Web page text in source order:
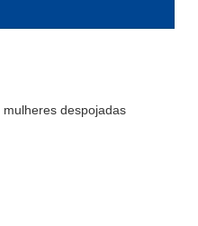
despojadas